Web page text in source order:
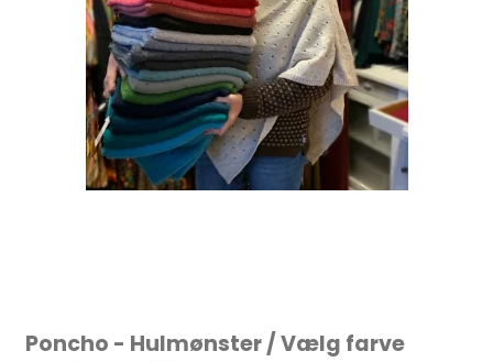
Poncho - Hulmønster / Vælg farve